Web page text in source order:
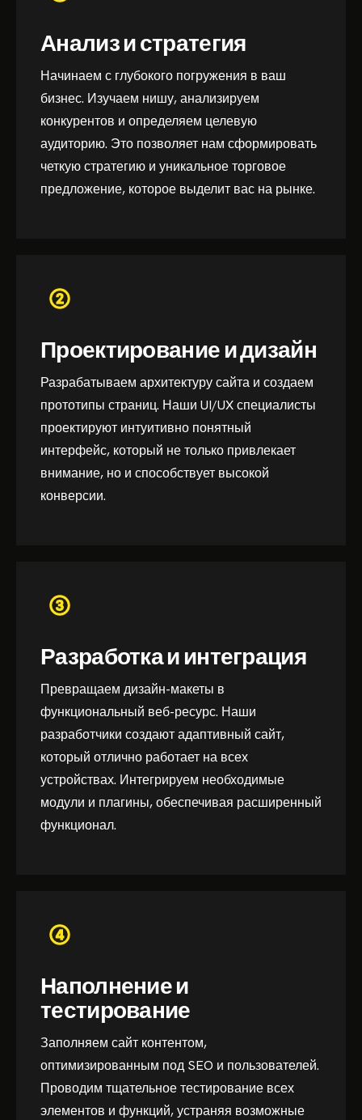
Анализ и стратегия
Начинаем с глубокого погружения в ваш
бизнес. Изучаем нишу, анализируем
конкурентов и определяем целевую
аудиторию. Это позволяет нам сформировать
четкую стратегию и уникальное торговое
предложение, которое выделит вас на рынке.
Проектирование и дизайн
Разрабатываем архитектуру сайта и создаем
прототипы страниц. Наши UI/UX специалисты
проектируют интуитивно понятный
интерфейс, который не только привлекает
внимание, но и способствует высокой
конверсии.
Разработка и интеграция
Превращаем дизайн-макеты в
функциональный веб-ресурс. Наши
разработчики создают адаптивный сайт,
который отлично работает на всех
устройствах. Интегрируем необходимые
модули и плагины, обеспечивая расширенный
функционал.
Наполнение и
тестирование
Заполняем сайт контентом,
оптимизированным под SEO и пользователей.
Проводим тщательное тестирование всех
элементов и функций, устраняя возможные